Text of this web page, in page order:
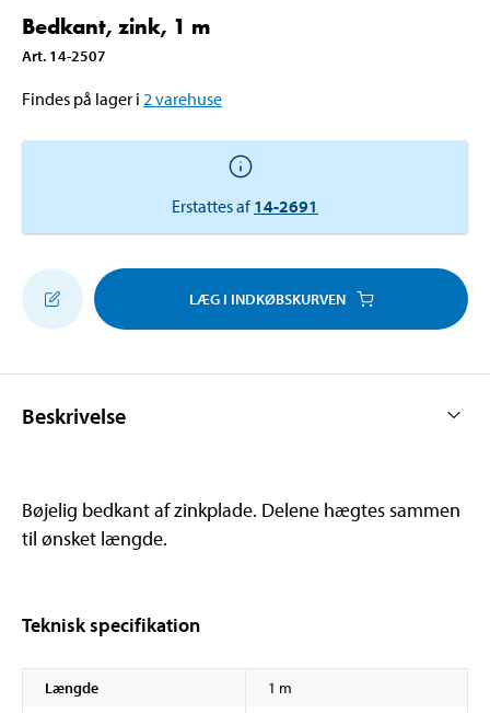
Bedkant, zink, 1 m
Art. 14-2507
Findes på lager i 2 varehuse
Erstattes af 14-2691
LÆG I INDKØBSKURVEN
Beskrivelse
Bøjelig bedkant af zinkplade. Delene hægtes sammen
til ønsket længde.
Teknisk specifikation
Længde
1 m